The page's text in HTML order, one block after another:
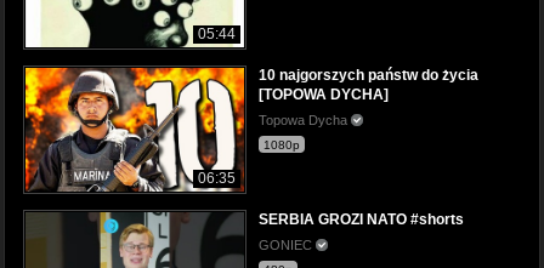
05:44
06:35
10 najgorszych państw do życia
[TOPOWA DYCHA]
Topowa Dycha
1080p
SERBIA GROZI NATO #shorts
GONIEC